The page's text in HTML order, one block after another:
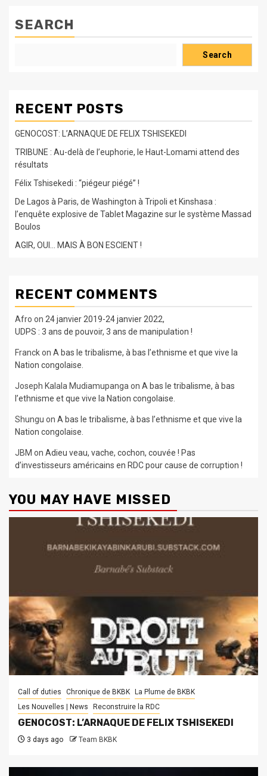
SEARCH
Search
RECENT POSTS
GENOCOST: L’ARNAQUE DE FELIX TSHISEKEDI
TRIBUNE : Au-delà de l’euphorie, le Haut-Lomami attend des
résultats
Félix Tshisekedi : “piégeur piégé” !
De Lagos à Paris, de Washington à Tripoli et Kinshasa :
l’enquête explosive de Tablet Magazine sur le système Massad
Boulos
AGIR, OUI… MAIS À BON ESCIENT !
RECENT COMMENTS
Afro on 24 janvier 2019-24 janvier 2022,
UDPS : 3 ans de pouvoir, 3 ans de manipulation !
Franckon A bas le tribalisme, à bas l’ethnisme et que vive la
Nation congolaise.
Joseph Kalala Mudiamupangaon A bas le tribalisme, à bas
l’ethnisme et que vive la Nation congolaise.
Shungu on A bas le tribalisme, à bas l’ethnisme et que vive la
Nation congolaise.
JBM on Adieu veau, vache, cochon, couvée ! Pas
d’investisseurs américains en RDC pour cause de corruption !
YOU MAY HAVE MISSED
Call of duties Chronique de BKBK
La Plume de BKBK
Les Nouvelles | News
Reconstruire la RDC
GENOCOST: L’ARNAQUE DE FELIX TSHISEKEDI
3 days ago Team BKBK